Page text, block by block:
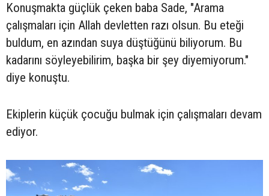
Konuşmakta güçlük çeken baba Sade, "Arama
çalışmaları için Allah devletten razı olsun. Bu eteği
buldum, en azından suya düştüğünü biliyorum. Bu
kadarını söyleyebilirim, başka bir şey diyemiyorum."
diye konuştu.
Ekiplerin küçük çocuğu bulmak için çalışmaları devam
ediyor.